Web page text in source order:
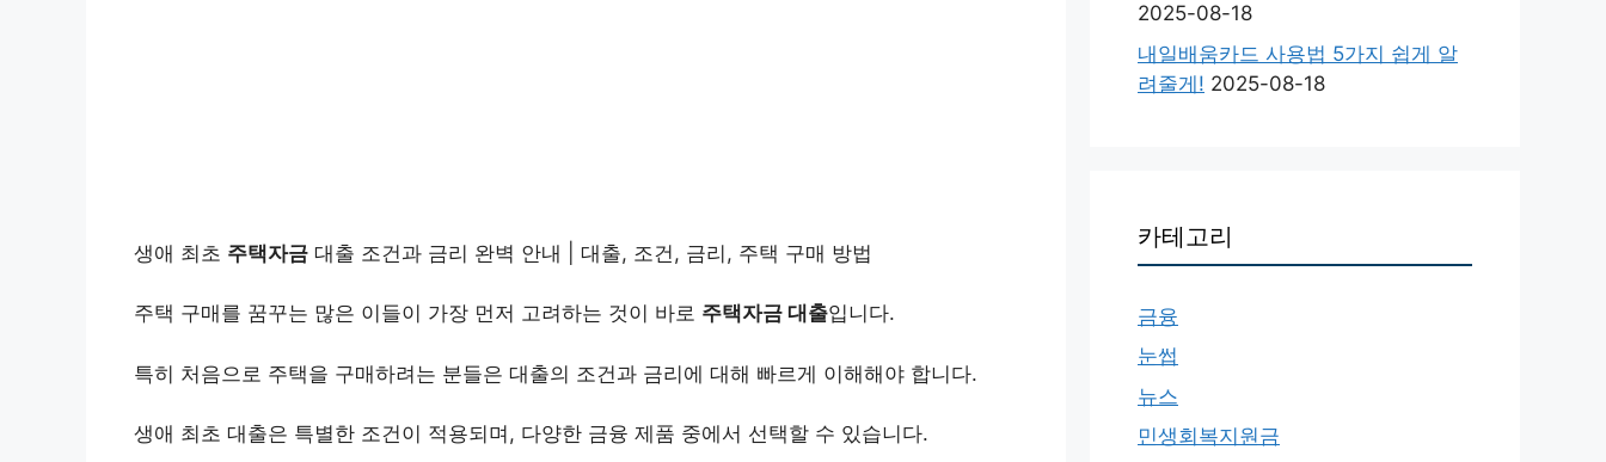
생애 최초 주택자금 대출 조건과 금리 완벽 안내 | 대출, 조건, 금리, 주택 구매 방법
주택 구매를 꿈꾸는 많은 이들이 가장 먼저 고려하는 것이 바로 주택자금 대출입니다.
특히 처음으로 주택을 구매하려는 분들은 대출의 조건과 금리에 대해 빠르게 이해해야 합니다.
생애 최초 대출은 특별한 조건이 적용되며, 다양한 금융 제품 중에서 선택할 수 있습니다.
2025-08-18
내일배움카드 사용법 5가지 쉽게 알
려줄게! 2025-08-18
카테고리
금융
눈썹
뉴스
민생회복지원금